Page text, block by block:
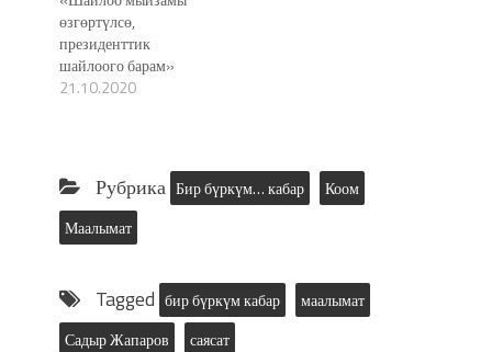
өзгөртүлсө,
президенттик
шайлоого барам»
21.10.2020
Рубрика Бир бүркүм… кабар
Коом
Маалымат
Tagged бир бүркүм кабар
маалымат
Садыр Жапаров
саясат